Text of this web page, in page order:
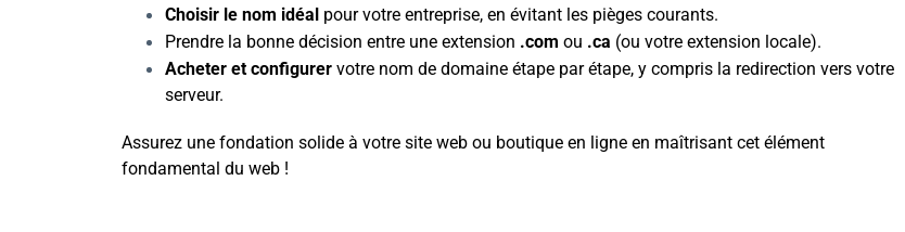
Choisir le nom idéal pour votre entreprise, en évitant les pièges courants.
Prendre la bonne décision entre une extension .com ou .ca (ou votre extension locale).
Acheter et configurer votre nom de domaine étape par étape, y compris la redirection vers votre
serveur.
Assurez une fondation solide à votre site web ou boutique en ligne en maîtrisant cet élément
fondamental du web !